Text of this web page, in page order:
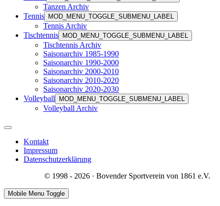
Tanzen Archiv
Tennis
MOD_MENU_TOGGLE_SUBMENU_LABEL
Tennis Archiv
Tischtennis
MOD_MENU_TOGGLE_SUBMENU_LABEL
Tischtennis Archiv
Saisonarchiv 1985-1990
Saisonarchiv 1990-2000
Saisonarchiv 2000-2010
Saisonarchiv 2010-2020
Saisonarchiv 2020-2030
Volleyball
MOD_MENU_TOGGLE_SUBMENU_LABEL
Volleyball Archiv
Kontakt
Impressum
Datenschutzerklärung
© 1998 - 2026 · Bovender Sportverein von 1861 e.V.
Mobile Menu Toggle